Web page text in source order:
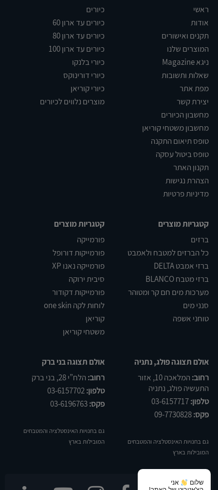
ראשי
אודות
תקנים ואישורים
המוצרים שלנו
ניגא Magazine
שאלות ותשובות
מפת אתר
יצירת קשר
מחשבון הכיורים
מחשבון משטחי קוריאן
טופס תיאום התקנה
טופס ביטול עסקה
תקנון האתר
הצהרת נגישות
מדיניות פרטיות
כיורים
כיורים עד ארון 60
כיורים עד ארון 80
כיורים עד ארון 100
כיורי בלנקו
כיורי דורינוקס
כיורי קוריאן
מוצרים נלווים לכיורים
קטגריות מוצרים
ברזים
כל הברזים למטבח ולאמבט
ברזי אמבט DELTA
ברזי מטבח BLANCO
מערכות מים חם קר ומטוהר
סנני מים
טוחני אשפה
קטגריות מוצרים
פורמייקה
פורמייקות דורופל
פורמייקה נאנו XP
סיבית ירוקה
פורמייקות דקודור
לוחות לקה one skin
קוריאן
משטחי קוריאן
אולם תצוגה פולג, נתניה
רחוב:
המלאכה 10, אזור
התעשיה פולג, נתניה
טלפון:03-6157717
פקס:
גם בחנויות האינסטלציה והמטבחים
המובילות בארץ
אולם תצוגה בני ברק
רחוב: הלח”י 28, בני ברק
טלפון:03-6157702
פקס:
גם בחנויות האינסטלציה והמטבחים
המובילות בארץ
שלום
אני